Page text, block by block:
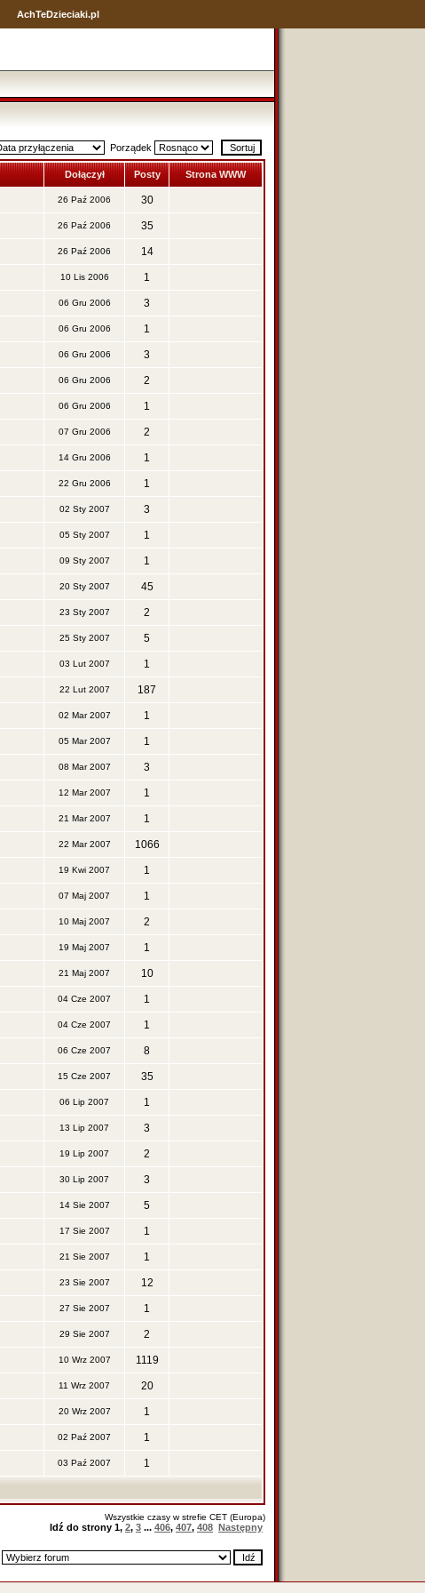
AchTeDzieciaki.pl
Porządek
Dołączył Posty Strona WWW
26 Paź 2006 30
26 Paź 2006 35
26 Paź 2006 14
10 Lis 2006 1
06 Gru 2006 3
06 Gru 2006 1
06 Gru 2006 3
06 Gru 2006 2
06 Gru 2006 1
07 Gru 2006 2
14 Gru 2006 1
22 Gru 2006 1
02 Sty 2007 3
05 Sty 2007 1
09 Sty 2007 1
20 Sty 2007 45
23 Sty 2007 2
25 Sty 2007 5
03 Lut 2007 1
22 Lut 2007 187
02 Mar 2007 1
05 Mar 2007 1
08 Mar 2007 3
12 Mar 2007 1
21 Mar 2007 1
22 Mar 2007 1066
19 Kwi 2007 1
07 Maj 2007 1
10 Maj 2007 2
19 Maj 2007 1
21 Maj 2007 10
04 Cze 2007 1
04 Cze 2007 1
06 Cze 2007 8
15 Cze 2007 35
06 Lip 2007 1
13 Lip 2007 3
19 Lip 2007 2
30 Lip 2007 3
14 Sie 2007 5
17 Sie 2007 1
21 Sie 2007 1
23 Sie 2007 12
27 Sie 2007 1
29 Sie 2007 2
10 Wrz 2007 1119
11 Wrz 2007 20
20 Wrz 2007 1
02 Paź 2007 1
03 Paź 2007 1
Wszystkie czasy w strefie CET (Europa)
Idź do strony 1, 2, 3 ... 406, 407, 408 Następny